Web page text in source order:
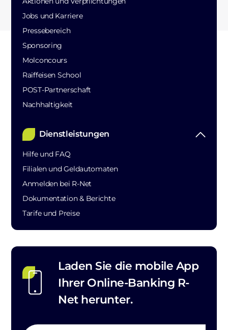
Jobs und Karriere
Pressebereich
Sponsoring
Molconcours
Raiffeisen School
POST-Partnerschaft
Nachhaltigkeit
Dienstleistungen
Hilfe und FAQ
Filialen und Geldautomaten
Anmelden bei R-Net
Dokumentation & Berichte
Tarife und Preise
Laden Sie die mobile App
Ihrer Online-Banking R-
Net herunter.